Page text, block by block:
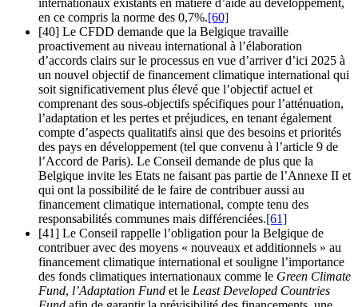
en ce compris la norme des 0,7%.[60]
[40] Le CFDD demande que la Belgique travaille
proactivement au niveau international à l’élaboration
d’accords clairs sur le processus en vue d’arriver d’ici 2025 à
un nouvel objectif de financement climatique international qui
soit significativement plus élevé que l’objectif actuel et
comprenant des sous-objectifs spécifiques pour l’atténuation,
l’adaptation et les pertes et préjudices, en tenant également
compte d’aspects qualitatifs ainsi que des besoins et priorités
des pays en développement (tel que convenu à l’article 9 de
l’Accord de Paris). Le Conseil demande de plus que la
Belgique invite les Etats ne faisant pas partie de l’Annexe II et
qui ont la possibilité de le faire de contribuer aussi au
financement climatique international, compte tenu des
responsabilités communes mais différenciées.[61]
[41] Le Conseil rappelle l’obligation pour la Belgique de
contribuer avec des moyens « nouveaux et additionnels » au
financement climatique international et souligne l’importance
des fonds climatiques internationaux comme le Green Climate
Fund, l’Adaptation Fund et le Least Developed Countries